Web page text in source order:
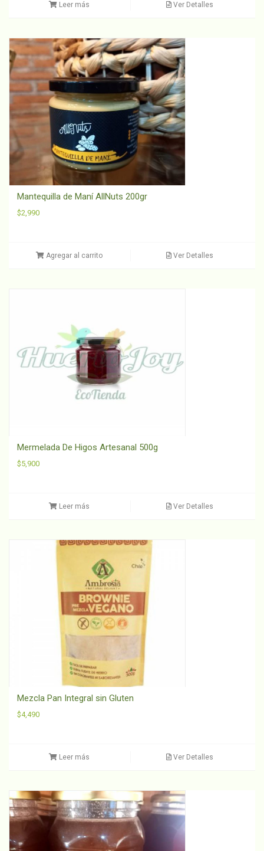
Leer más Ver Detalles
Mantequilla de Maní AllNuts 200gr
$2,990
Agregar al carrito Ver Detalles
Mermelada De Higos Artesanal 500g
$5,900
Leer más Ver Detalles
Mezcla Pan Integral sin Gluten
$4,490
Leer más Ver Detalles